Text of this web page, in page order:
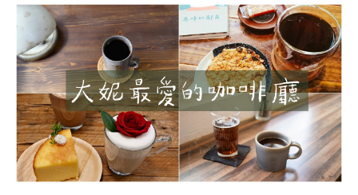
吳
大
妮
真
心
推
薦
台
北
市
咖
啡
廳，
咖